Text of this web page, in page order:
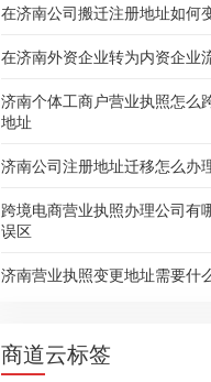
在济南公司搬迁注册地址如何
在济南外资企业转为内资企业
济南个体工商户营业执照怎么
地址
济南公司注册地址迁移怎么办
跨境电商营业执照办理公司有
误区
济南营业执照变更地址需要什
商道云标签